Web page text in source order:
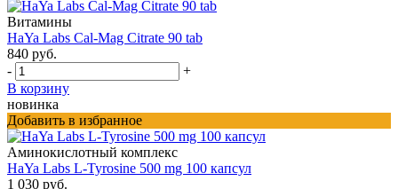
Витамины
HaYa Labs Cal-Mag Citrate 90 tab
840 руб.
-
+
В корзину
новинка
Добавить в избранное
Аминокислотный комплекс
HaYa Labs L-Tyrosine 500 mg 100 капсул
1 030 руб.